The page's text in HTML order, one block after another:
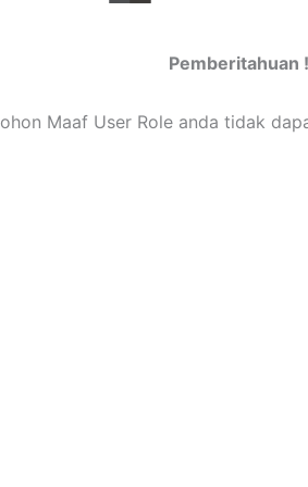
Pemberitahuan
Maaf User Role anda tidak